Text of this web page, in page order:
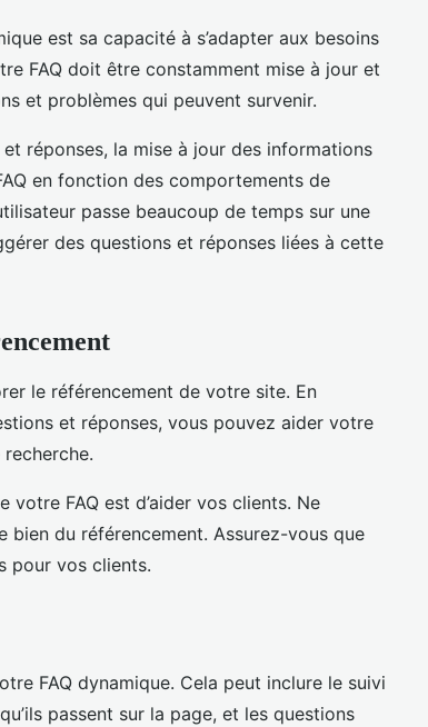
est sa capacité à s’adapter aux besoins
FAQ doit être constamment mise à jour et
et problèmes qui peuvent survenir.
réponses, la mise à jour des informations
en fonction des comportements de
passe beaucoup de temps sur une
des questions et réponses liées à cette
le référencement de votre site. En
et réponses, vous pouvez aider votre
votre FAQ est d’aider vos clients. Ne
du référencement. Assurez-vous que
pour vos clients.
FAQ dynamique. Cela peut inclure le suivi
passent sur la page, et les questions